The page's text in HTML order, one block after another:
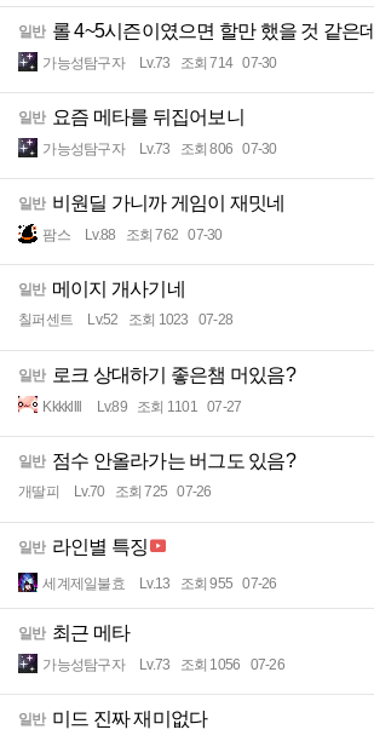
일반 롤 4~5시즌이였으면 할만 했을 것 같은데
가능성탐구자 Lv.73 조회 714 07-30
일반 요즘 메타를 뒤집어보니
가능성탐구자 Lv.73 조회 806 07-30
일반 비원딜 가니까 게임이 재밋네
팜스 Lv.88 조회 762 07-30
일반 메이지 개사기네
칠퍼센트 Lv.52 조회 1023 07-28
일반 로크 상대하기 좋은챔 머있음?
Kkkkllll Lv.89 조회 1101 07-27
일반 점수 안올라가는 버그도 있음?
개딸피 Lv.70 조회 725 07-26
일반 라인별 특징
세계제일불효 Lv.13 조회 955 07-26
일반 최근 메타
가능성탐구자 Lv.73 조회 1056 07-26
일반 미드 진짜 재미없다